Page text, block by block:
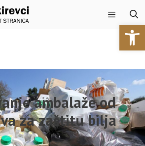
Izbornik
ambalaže od
za zaštitu bilja